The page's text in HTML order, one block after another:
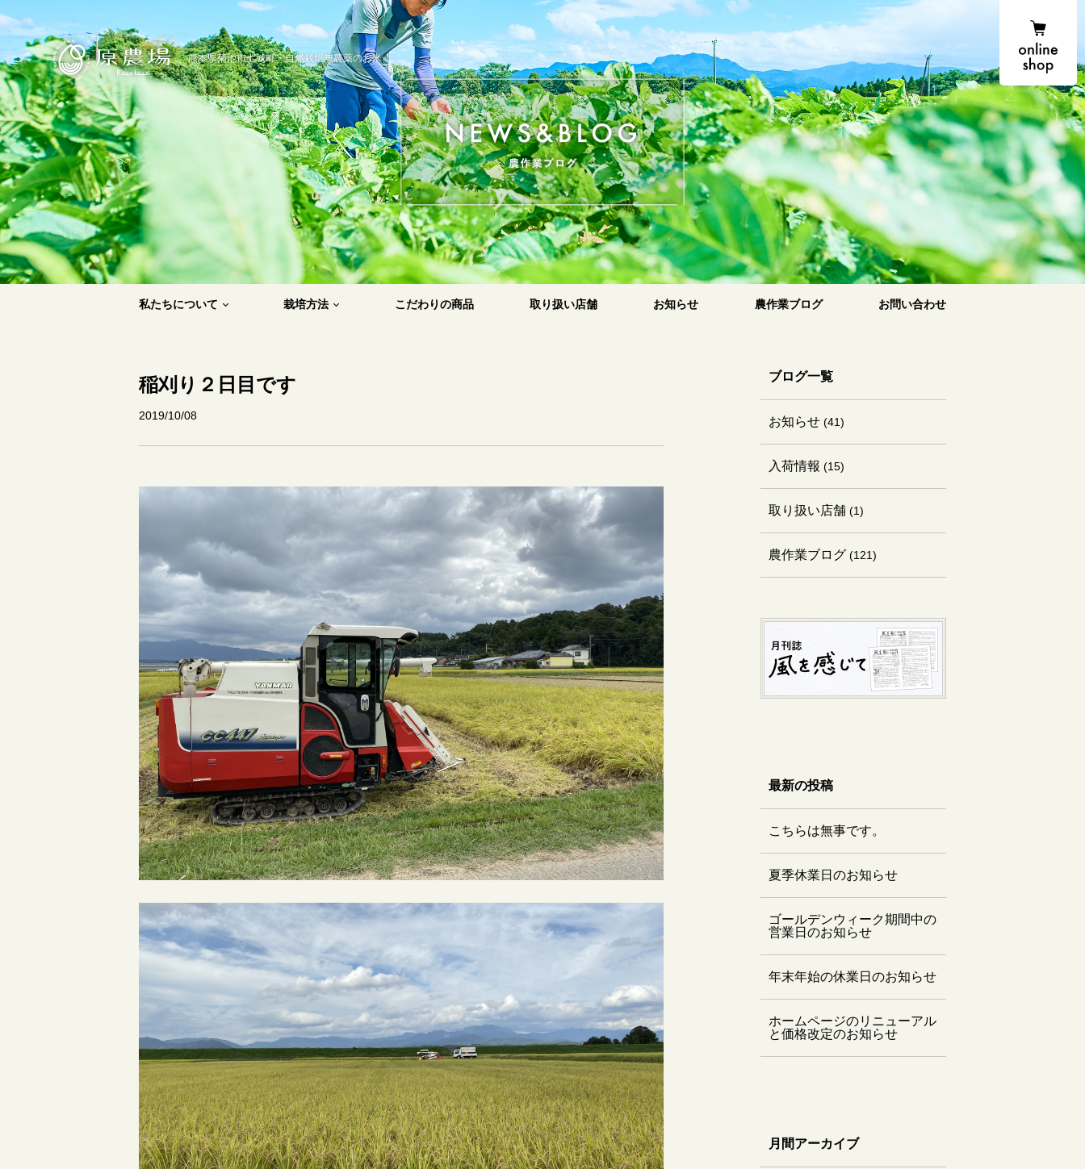
原農場便り
原農場
熊本県菊池市七城町・自然栽培無農薬のお米
私たちについて 栽培方法 こだわりの商品 取り扱い店舗 お知らせ 農作業ブログ お問い合わせ
稲刈り２日目です
2019/10/08
ブログ一覧
お知らせ (41)
入荷情報 (15)
取り扱い店舗 (1)
農作業ブログ (121)
最新の投稿
こちらは無事です。
夏季休業日のお知らせ
ゴールデンウィーク期間中の
営業日のお知らせ
年末年始の休業日のお知らせ
ホームページのリニューアル
と価格改定のお知らせ
月間アーカイブ